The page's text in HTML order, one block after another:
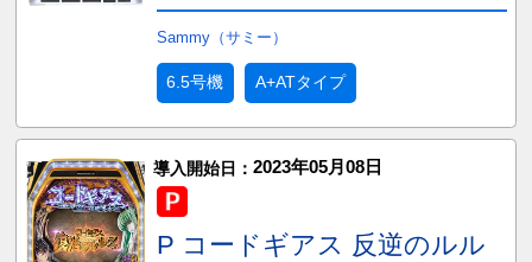
Sammy（サミー）
6.5号機 A+ATタイプ
導入開始日： 2023年05月08日
P コードギアス 反逆のルル